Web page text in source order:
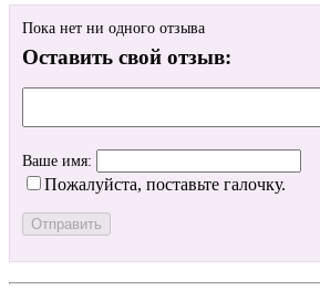
Пока нет ни одного отзыва
Оставить свой отзыв:
Ваше имя:
Пожалуйста, поставьте галочку.